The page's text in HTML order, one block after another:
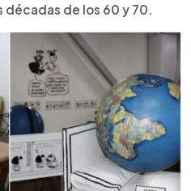
de los 60 y 70.